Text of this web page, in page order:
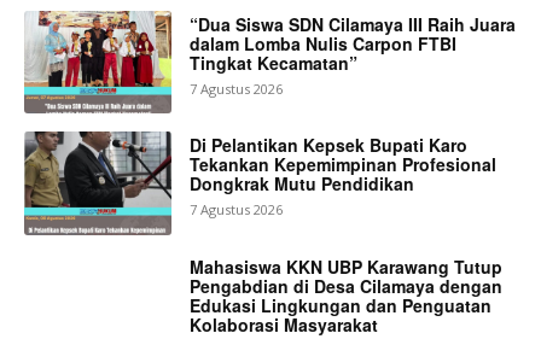
“Dua Siswa SDN Cilamaya III Raih Juara
dalam Lomba Nulis Carpon FTBI
Tingkat Kecamatan”
7 Agustus 2026
Di Pelantikan Kepsek Bupati Karo
Tekankan Kepemimpinan Profesional
Dongkrak Mutu Pendidikan
7 Agustus 2026
Mahasiswa KKN UBP Karawang Tutup
Pengabdian di Desa Cilamaya dengan
Edukasi Lingkungan dan Penguatan
Kolaborasi Masyarakat